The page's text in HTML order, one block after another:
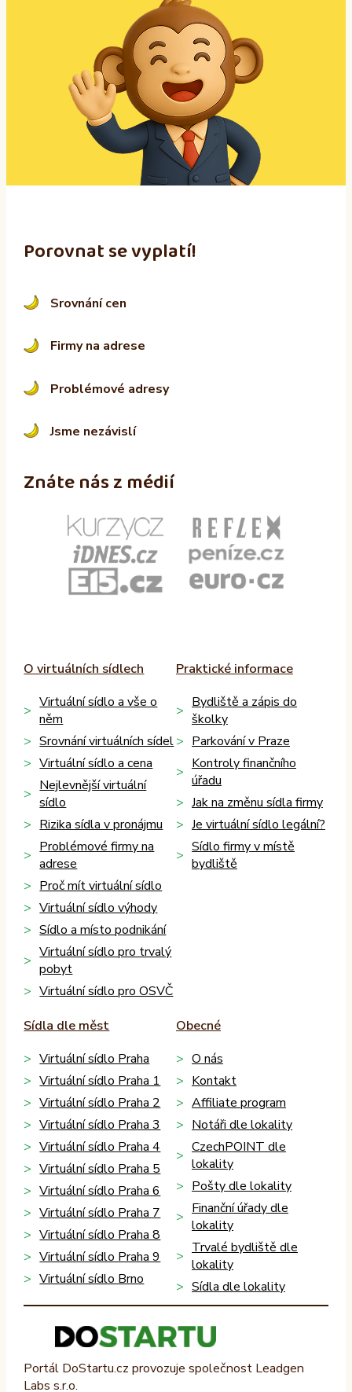
:
Porovnat se vyplatí!
Srovnání cen
Firmy na adrese
Problémové adresy
Jsme nezávislí
Znáte nás z médií
O virtuálních sídlech
Virtuální sídlo a vše o
něm
Srovnání virtuálních sídel
Virtuální sídlo a cena
Nejlevnější virtuální
sídlo
Rizika sídla v pronájmu
Problémové firmy na
adrese
Proč mít virtuální sídlo
Virtuální sídlo výhody
Sídlo a místo podnikání
Virtuální sídlo pro trvalý
pobyt
Virtuální sídlo pro OSVČ
Praktické informace
Bydliště a zápis do
školky
Parkování v Praze
Kontroly finančního
úřadu
Jak na změnu sídla firmy
Je virtuální sídlo legální?
Sídlo firmy v místě
bydliště
Sídla dle měst
Virtuální sídlo Praha
Virtuální sídlo Praha 1
Virtuální sídlo Praha 2
Virtuální sídlo Praha 3
Virtuální sídlo Praha 4
Virtuální sídlo Praha 5
Virtuální sídlo Praha 6
Virtuální sídlo Praha 7
Virtuální sídlo Praha 8
Virtuální sídlo Praha 9
Virtuální sídlo Brno
Obecné
O nás
Kontakt
Affiliate program
Notáři dle lokality
CzechPOINT dle
lokality
Pošty dle lokality
Finanční úřady dle
lokality
Trvalé bydliště dle
lokality
Sídla dle lokality
Portál DoStartu.cz provozuje společnost Leadgen
Labs s.r.o.